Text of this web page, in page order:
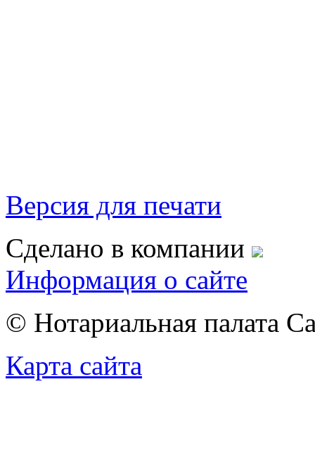
Версия для печати
Сделано в компании
Информация о сайте
© Нотариальная палата
Карта сайта